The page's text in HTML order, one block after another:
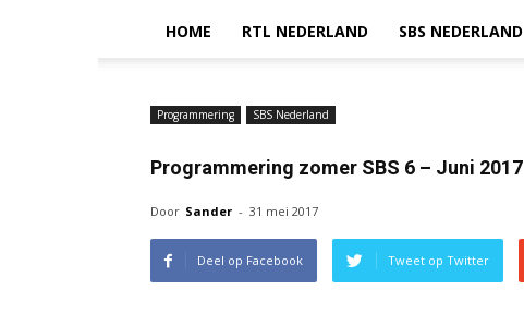
HOME RTL NEDERLAND SBS NEDERLAND
Programmering SBS Nederland
Programmering zomer SBS 6 – Juni 2017
Door Sander - 31 mei 2017
Deel op Facebook Tweet op Twitter